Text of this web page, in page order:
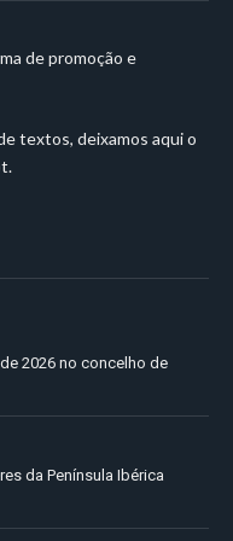
de promoção e
textos, deixamos aqui o
.
2026 no concelho de
da Península Ibérica